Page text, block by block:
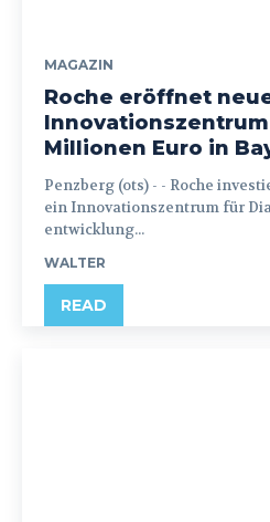
MAGAZIN
Roche eröffnet
Millionen Euro in
Penzberg (ots) - - Roche investiert 300 Millionen Euro in
ein Innovationszentrum für
entwicklung...
WALTER
READ